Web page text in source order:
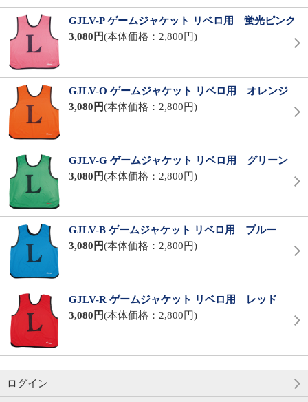
GJLV-P ゲームジャケット リベロ用 蛍光ピンク
3,080円(本体価格：2,800円)
GJLV-O ゲームジャケット リベロ用 オレンジ
3,080円(本体価格：2,800円)
GJLV-G ゲームジャケット リベロ用 グリーン
3,080円(本体価格：2,800円)
GJLV-B ゲームジャケット リベロ用 ブルー
3,080円(本体価格：2,800円)
GJLV-R ゲームジャケット リベロ用 レッド
3,080円(本体価格：2,800円)
ログイン